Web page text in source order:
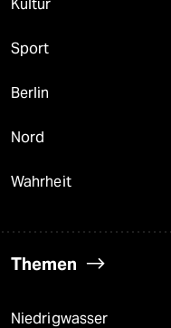
Kultur
Sport
Berlin
Nord
Wahrheit
Themen
Niedrigwasser